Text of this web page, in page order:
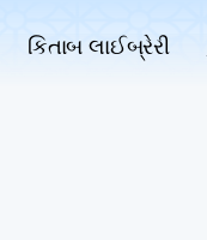
કિતાબ લાઈબ્રેરી